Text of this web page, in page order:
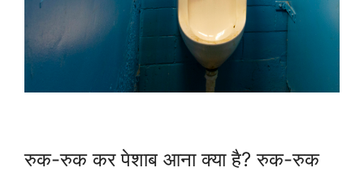
रुक-रुक कर पेशाब आना क्या है? रुक-रुक